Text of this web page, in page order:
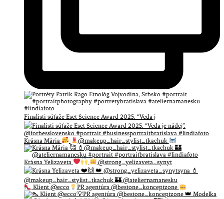
Finalisti súťaže Eset Science Award 2025. “Veda j
Krásna Mária @makeup_hair_stylist_tkachuk
Krásna Yelizaveta @strong_yelizaveta_synyt
Klient @ecco PR agentúra @bestone_konceptzone